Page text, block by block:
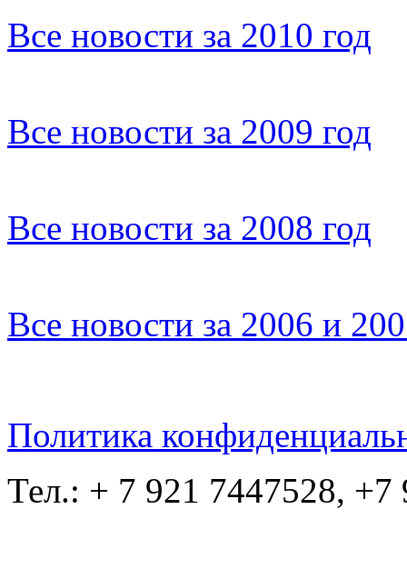
Все новости за 2010 год
Все новости за 2009 год
Все новости за 2008 год
Все новости за 2006 и
Политика
Тел.: + 7 921 7447528, +7